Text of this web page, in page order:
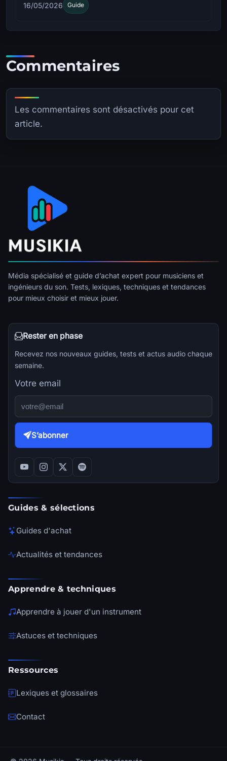
16/05/2026 Guide
Commentaires
Les commentaires sont désactivés pour cet
article.
Média spécialisé et guide d’achat expert pour musiciens et
ingénieurs du son. Tests, lexiques, techniques et tendances
pour mieux choisir et mieux jouer.
Rester en phase
Recevez nos nouveaux guides, tests et actus audio chaque
semaine.
Votre email
S’abonner
Guides & sélections
Guides d'achat
Actualités et tendances
Apprendre & techniques
Apprendre à jouer d'un instrument
Astuces et techniques
Ressources
Lexiques et glossaires
Contact